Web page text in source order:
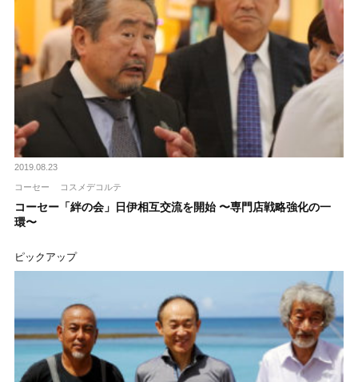
2019.08.23
コーセー コスメデコルテ
コーセー「絆の会」日伊相互交流を開始 〜専門店戦略強化の一
環〜
ピックアップ